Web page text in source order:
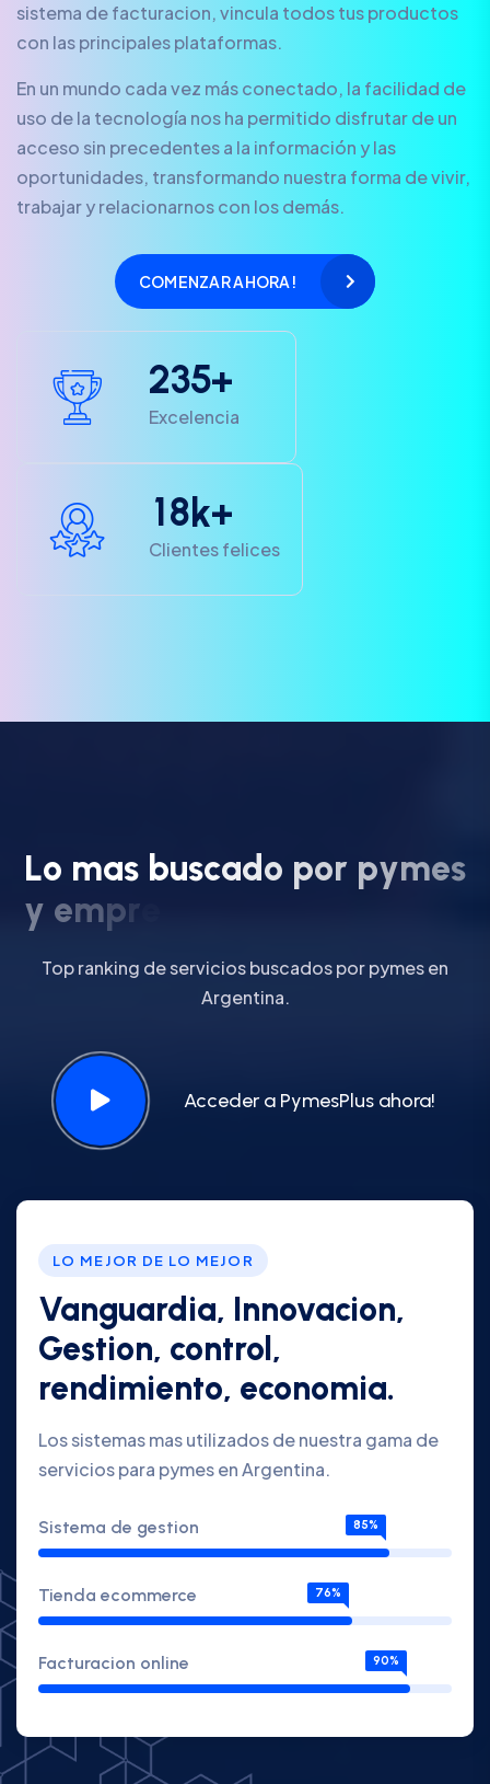
sistema de facturacion, vincula todos tus productos
con las principales plataformas.
En un mundo cada vez más conectado, la facilidad de
uso de la tecnología nos ha permitido disfrutar de un
acceso sin precedentes a la información y las
oportunidades, transformando nuestra forma de vivir,
trabajar y relacionarnos con los demás.
COMENZAR AHORA!
235+
Excelencia
18k+
Clientes felices
Lo mas buscado por pymes
y empr
Top ranking de servicios buscados por pymes en
Argentina.
Acceder a PymesPlus ahora!
LO MEJOR DE LO MEJOR
Vanguardia, Innovacion,
Gestion, control,
rendimiento, economia.
Los sistemas mas utilizados de nuestra gama de
servicios para pymes en Argentina.
Sistema de gestion 85%
Tienda ecommerce 76%
Facturacion online 90%